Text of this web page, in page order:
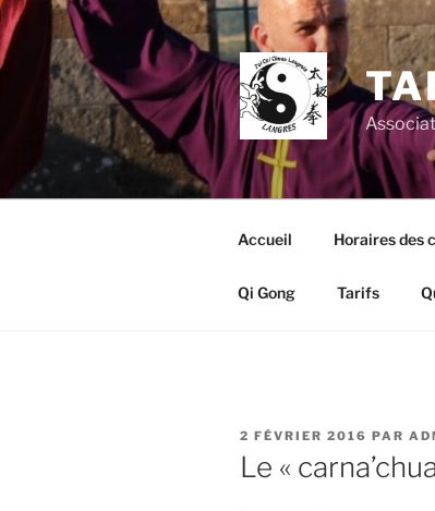
Aller
au
contenu
principal
Accueil Horaires des
Qi Gong Tarifs
PUBLIÉ
LE
2 FÉVRIER 2016 PAR
Le «